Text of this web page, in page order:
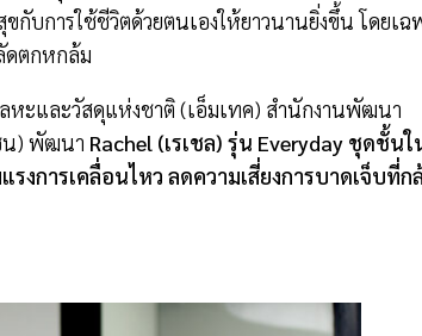
บการใช้ชีวิตด้วยตนเองให้ยาวนานยิ่งขึ้น โดยเฉ
ดตกหกล้ม
หะและวัสดุแห่งชาติ (เอ็มเทค) สำนักงานพัฒนา
น) พัฒนา Rachel (เรเชล) รุ่น Everyday ชุดชั้นใ
งการเคลื่อนไหว ลดความเสี่ยงการบาดเจ็บที่ก